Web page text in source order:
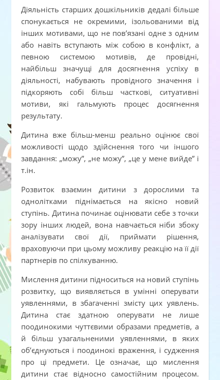
Діяльність старших дошкільників дедалі більше
спонукається не окремими, ізольованими від
інших мотивами, що не пов’язані одне з одним
або навіть вступають між собою в конфлікт, а
певною системою мотивів, де провідні,
найбільш значущі для досягнення успіху в
діяльності, набувають провідного значення і
підкоряють собі більш часткові, ситуативні
мотиви, які гальмують процес досягнення
результату.
Дитина вже більш-менш реально оцінює свої
можливості щодо здійснення того чи іншого
завдання: „можу”, „не можу”, „це у мене вийде” і
т.ін.
Розвиток взаємин дитини з дорослими та
однолітками піднімається на якісно новий
ступінь. Дитина починає оцінювати себе з точки
зору інших людей, вона навчається ніби збоку
аналізувати свої дії, приймати рішення,
враховуючи при цьому можливу реакцію на її дії
партнерів по спілкуванню.
Мислення дитини підноситься на новий ступінь
розвитку, що виявляється в умінні оперувати
уявленнями, в збагаченні змісту цих уявлень.
Дитина стає здатною оперувати не лише
поодинокими чуттєвими образами предметів, а
й більш узагальненими уявленнями, в яких
об’єднуються і поодинокі враження, і судження
про ці предмети. Це означає, що мислення
дитини стає відносно самостійним процесом.